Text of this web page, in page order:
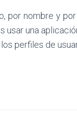
por nombre y
usar una
perfiles de